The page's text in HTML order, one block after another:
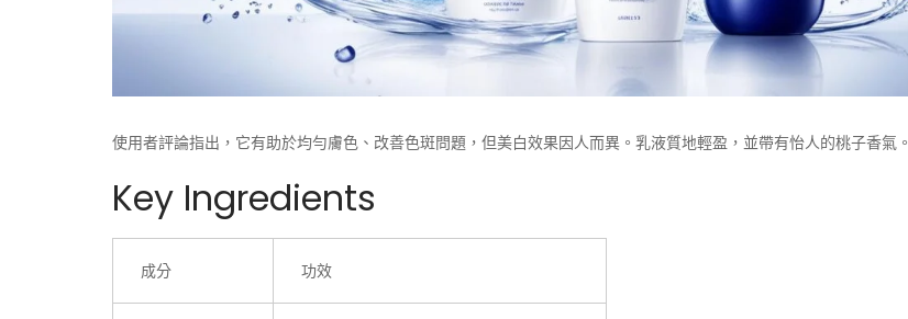
使用者評論指出，它有助於均勻膚色、改善色斑問題，但美白效果因人而異。乳液質地輕盈，並帶有怡人的桃子香氣。
Key Ingredients
成分 功效